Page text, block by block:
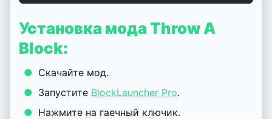
Установка мода Throw A
Block:
Скачайте мод.
Запустите BlockLauncher Pro.
Нажмите на гаечный ключик.